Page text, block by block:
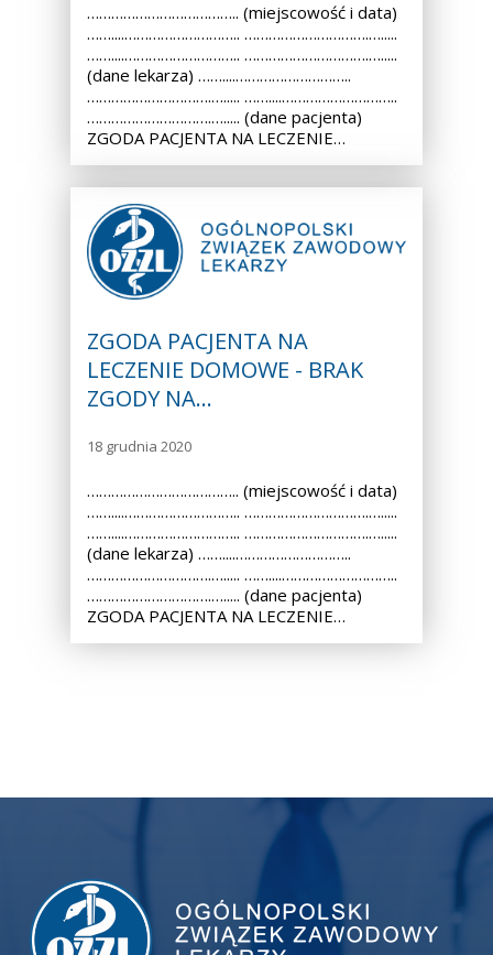
……………………………….. (miejscowość i data)
……....……………………….. ………………………….….....
……....……………………….. ………………………….….....
(dane lekarza) ……....………………………..
………………………….…..... ……....………………………..
………………………….…..... (dane pacjenta)
ZGODA PACJENTA NA LECZENIE…
ZGODA PACJENTA NA
LECZENIE DOMOWE - BRAK
ZGODY NA…
18 grudnia 2020
……………………………….. (miejscowość i data)
……....……………………….. ………………………….….....
……....……………………….. ………………………….….....
(dane lekarza) ……....………………………..
………………………….…..... ……....………………………..
………………………….…..... (dane pacjenta)
ZGODA PACJENTA NA LECZENIE…